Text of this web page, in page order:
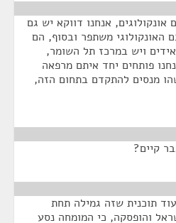
אנחנו דווקא יש גם
משתפר ובסוף, הם
ויש במרכז תל השומר,
פותחים יחד איתם מרפאה
מנסים להתקדם בתחום הזה,
קיים?
תוכנית שזה גמילה תחת
והופסקה, כי המומחה נסע